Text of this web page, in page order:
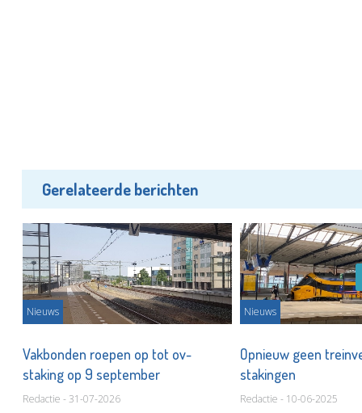
Gerelateerde berichten
Nieuws
Vakbonden roepen op tot ov-
staking op 9 september
Redactie - 31-07-2026
Nieuws
Opnieuw geen
stakingen
Redactie - 10-06-2025